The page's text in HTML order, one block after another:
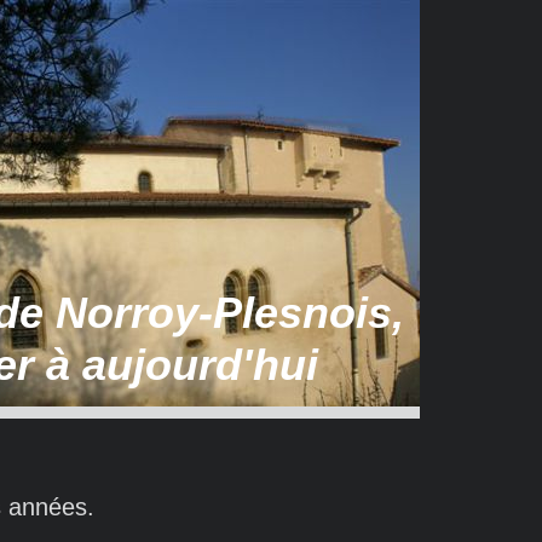
Norroy-Plesnois,
à aujourd'hui